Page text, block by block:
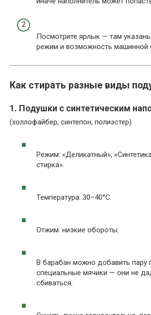
Посмотрите ярлык — там
режим и возможность машинной
Как стирать разные виды
1. Подушки с синтетическим
(холлофайбер, синтепон, полиэстер)
Режим: «Деликатный»,
стирка».
Температура: 30–40°C.
Отжим: низкие обороты.
В барабан можно добавить пару
специальные мячики — они не
сбиваться.